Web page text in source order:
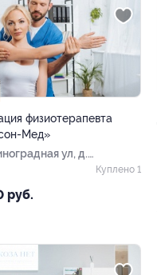
физиотерапевта
Мед»
ул, д.
руб.
Куплено 1